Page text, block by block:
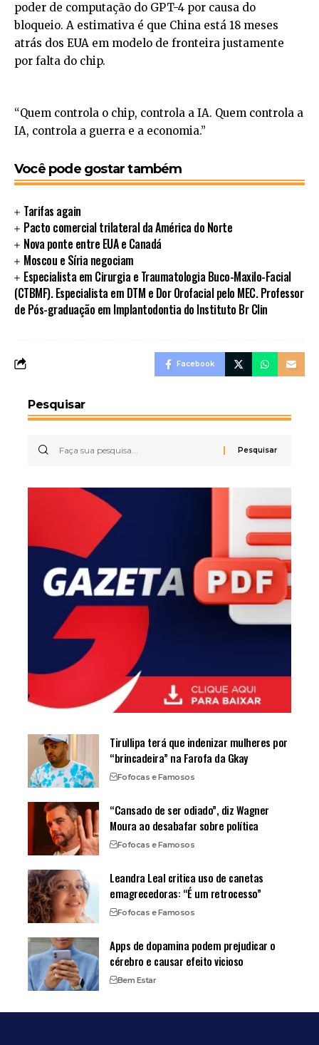
poder de computação do GPT-4 por causa do
bloqueio. A estimativa é que China está 18 meses
atrás dos EUA em modelo de fronteira justamente
por falta do chip.
“Quem controla o chip, controla a IA. Quem controla a
IA, controla a guerra e a economia.”
Você pode gostar também
Tarifas again
Pacto comercial trilateral da América do Norte
Nova ponte entre EUA e Canadá
Moscou e Síria negociam
Especialista em Cirurgia e Traumatologia Buco-Maxilo-Facial
(CTBMF). Especialista em DTM e Dor Orofacial pelo MEC. Professor
de Pós-graduação em Implantodontia do Instituto Br Clin
Facebook
Pesquisar
Tirullipa terá que indenizar mulheres por
“brincadeira” na Farofa da Gkay
Fofocas e Famosos
“Cansado de ser odiado”, diz Wagner
Moura ao desabafar sobre política
Fofocas e Famosos
Leandra Leal critica uso de canetas
emagrecedoras: “É um retrocesso”
Fofocas e Famosos
Apps de dopamina podem prejudicar o
cérebro e causar efeito vicioso
Bem Estar